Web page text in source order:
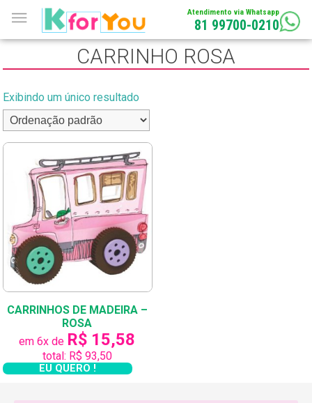
Atendimento via Whatsapp
81 99700-0210
CARRINHO ROSA
Exibindo um único resultado
CARRINHOS DE MADEIRA –
ROSA
em 6x de R$ 15,58
total: R$ 93,50
EU QUERO !